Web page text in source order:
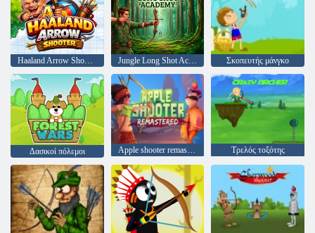
Haaland Arrow Shooter Jungle Long Shot Academy Σκοπευτής μάνγκο
Δασικοί πόλεμοι Apple shooter remastered Τρελός τοξότης